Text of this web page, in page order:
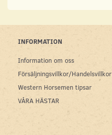
INFORMATION
Information om oss
Försäljningsvillkor/Handelsvillkor
Western Horsemen tipsar
VÅRA HÄSTAR